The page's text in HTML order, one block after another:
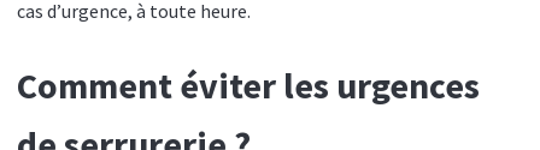
cas d’urgence, à toute heure.
Comment éviter les urgences